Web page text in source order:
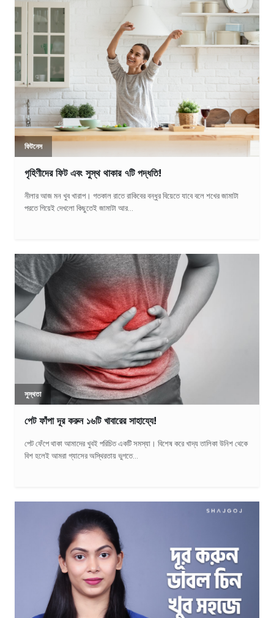
ফিটনেস
গৃহিণীদের ফিট এবং সুস্থ থাকার ৭টি পদ্ধতি!
নীলার আজ মন খুব খারাপ। গতকাল রাতে রাকিবের বন্ধুর বিয়েতে যাবে বলে শখের জামাটা
পরতে গিয়েই দেখলো কিছুতেই জামাটা আর...
সুস্থতা
পেট ফাঁপা দূর করুন ১৬টি খাবারের সাহায্যে!
পেট ফেঁপে থাকা আমাদের খুবই পরিচিত একটি সমস্যা। বিশেষ করে খাদ্য তালিকা উনিশ থেকে
বিশ হলেই আমরা গ্যাসের অস্থিরতায় ভুগতে...